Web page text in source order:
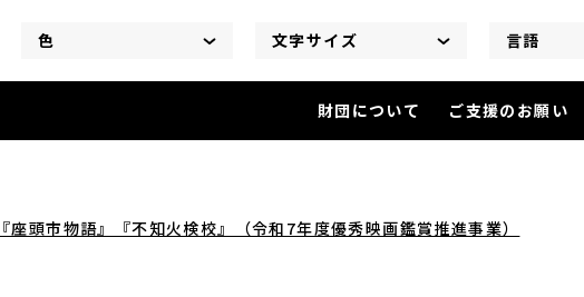
色
文字サイズ 言語
財団について ご支援のお願い
座頭市物語』『不知火検校』（令和7年度優秀映画鑑賞推進事業）